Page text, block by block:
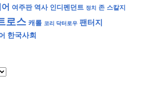
여주판 역사 인디펜던트 정치 존 스칼지
로스 캐롤 코리 닥터로우 팬터지
한국사회